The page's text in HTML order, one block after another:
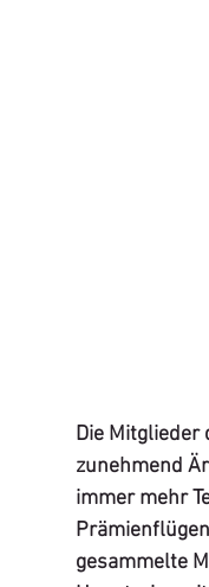
Die Mitglieder
zunehmend
immer mehr
gesammelte